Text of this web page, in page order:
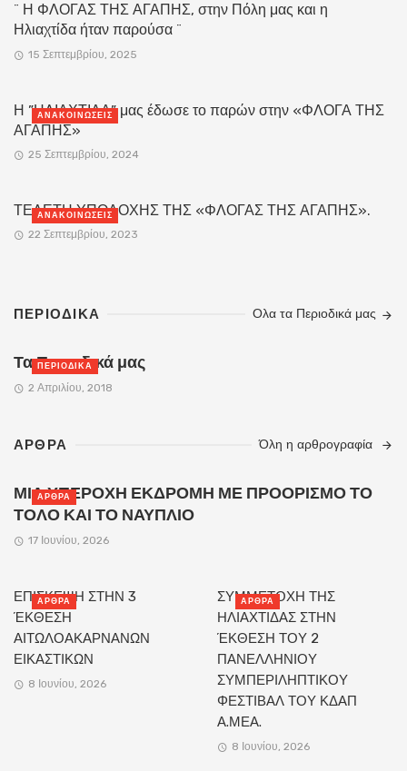
¨ Η ΦΛΟΓΑΣ ΤΗΣ ΑΓΑΠΗΣ, στην Πόλη μας και η
Ηλιαχτίδα ήταν παρούσα ¨
15 Σεπτεμβρίου, 2025
Η ”ΗΛΙΑΧΤΙΔΑ” μας έδωσε το παρών στην «ΦΛΟΓΑ ΤΗΣ
ΑΓΑΠΗΣ»
25 Σεπτεμβρίου, 2024
ΑΝΑΚΟΙΝΏΣΕΙΣ
ΤΕΛΕΤΗ ΥΠΟΔΟΧΗΣ ΤΗΣ «ΦΛΟΓΑΣ ΤΗΣ ΑΓΑΠΗΣ».
22 Σεπτεμβρίου, 2023
ΑΝΑΚΟΙΝΏΣΕΙΣ
ΠΕΡΙΟΔΙΚΑ Ολα τα Περιοδικά μας
Τα Περιοδικά μας
2 Απριλίου, 2018
ΠΕΡΙΟΔΙΚΆ
ΑΡΘΡΑ Όλη η αρθρογραφία
ΜΙΑ ΥΠΕΡΟΧΗ ΕΚΔΡΟΜΗ ΜΕ ΠΡΟΟΡΙΣΜΟ ΤΟ
ΤΟΛΟ ΚΑΙ ΤΟ ΝΑΥΠΛΙΟ
17 Ιουνίου, 2026
ΑΡΘΡΑ
ΕΠΙΣΚΕΨΗ ΣΤΗΝ 3
ΈΚΘΕΣΗ
ΑΙΤΩΛΟΑΚΑΡΝΑΝΩΝ
ΕΙΚΑΣΤΙΚΩΝ
8 Ιουνίου, 2026
ΑΡΘΡΑ
ΣΥΜΜΕΤΟΧΗ ΤΗΣ
ΗΛΙΑΧΤΙΔΑΣ ΣΤΗΝ
ΈΚΘΕΣΗ ΤΟΥ 2
ΠΑΝΕΛΛΗΝΙΟΥ
ΣΥΜΠΕΡΙΛΗΠΤΙΚΟΥ
ΦΕΣΤΙΒΑΛ ΤΟΥ ΚΔΑΠ
Α.ΜΕΑ.
8 Ιουνίου, 2026
ΑΡΘΡΑ